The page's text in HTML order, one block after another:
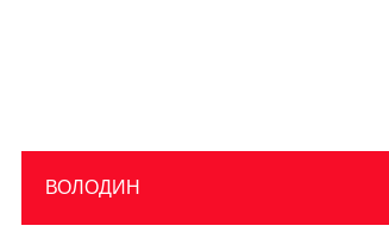
ВОЛОДИН